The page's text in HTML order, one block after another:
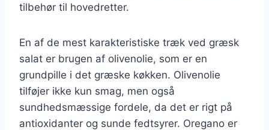
tilbehør til hovedretter.
En af de mest karakteristiske træk ved græsk
salat er brugen af olivenolie, som er en
grundpille i det græske køkken. Olivenolie
tilføjer ikke kun smag, men også
sundhedsmæssige fordele, da det er rigt på
antioxidanter og sunde fedtsyrer. Oregano er